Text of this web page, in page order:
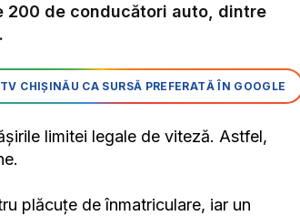
de conducători auto, dintre
CHIȘINĂU CA SURSĂ PREFERATĂ ÎN GOOGLE
limitei legale de viteză. Astfel,
plăcuțe de înmatriculare, iar un